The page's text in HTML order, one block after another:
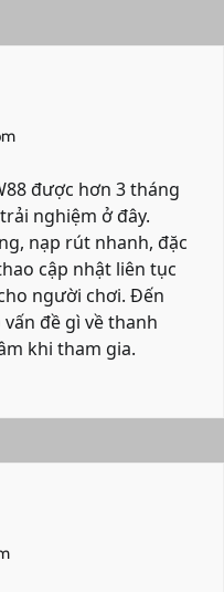
được hơn 3 tháng
nghiệm ở đây.
nạp rút nhanh, đặc
cập nhật liên tục
người chơi. Đến
đề gì về thanh
khi tham gia.